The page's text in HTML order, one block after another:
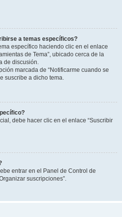
a temas específicos?
específico haciendo clic en el enlace
de Tema”, ubicado cerca de la
de discusión.
marcada de “Notificarme cuando se
suscribe a dicho tema.
debe hacer clic en el enlace “Suscribir
entrar en el Panel de Control de
suscripciones”.